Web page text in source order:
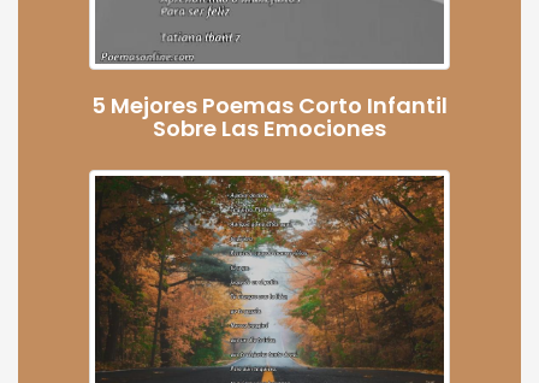
5 Mejores Poemas Corto Infantil
Sobre Las Emociones